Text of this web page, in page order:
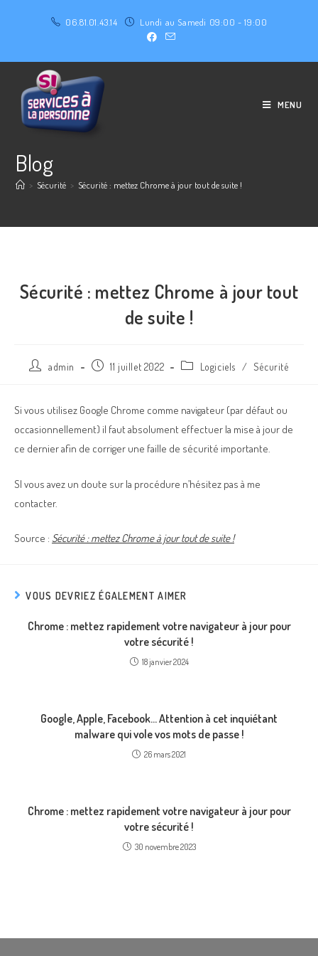
06.81.01.43.14 Lundi au Samedi 09:00 - 19:00
MENU
Blog
> Sécurité > Sécurité : mettez Chrome à jour tout de suite !
Sécurité : mettez Chrome à jour tout
de suite !
admin 11 juillet 2022 Logiciels / Sécurité
Si vous utilisez Google Chrome comme navigateur (par défaut ou
occasionnellement) il faut absolument effectuer la mise à jour de
ce dernier afin de corriger une faille de sécurité importante.
SI vous avez un doute sur la procédure n’hésitez pas à me
contacter.
Source : Sécurité : mettez Chrome à jour tout de suite !
VOUS DEVRIEZ ÉGALEMENT AIMER
Chrome : mettez rapidement votre navigateur à jour pour
votre sécurité !
18 janvier 2024
Google, Apple, Facebook… Attention à cet inquiétant
malware qui vole vos mots de passe !
26 mars 2021
Chrome : mettez rapidement votre navigateur à jour pour
votre sécurité !
30 novembre 2023